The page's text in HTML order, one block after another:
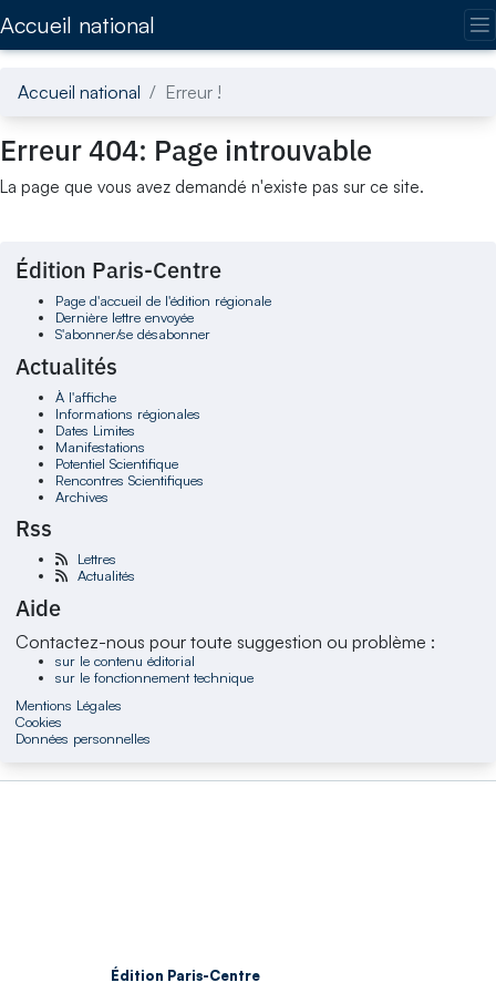
Accueil national
Accueil national Erreur !
Erreur 404: Page introuvable
La page que vous avez demandé n'existe pas sur ce site.
Édition Paris-Centre
Page d'accueil de l'édition régionale
Dernière lettre envoyée
S'abonner/se désabonner
Actualités
À l'affiche
Informations régionales
Dates Limites
Manifestations
Potentiel Scientifique
Rencontres Scientifiques
Archives
Rss
Lettres
Actualités
Aide
Contactez-nous pour toute suggestion ou problème :
sur le contenu éditorial
sur le fonctionnement technique
Mentions Légales
Cookies
Données personnelles
Édition Paris-Centre